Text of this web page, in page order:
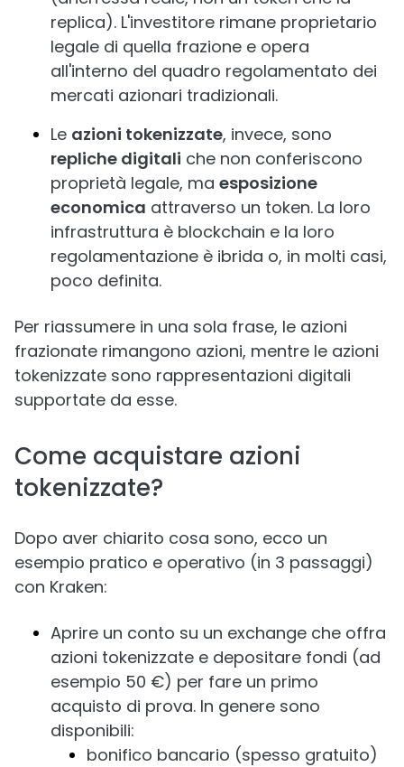
replica). L'investitore rimane proprietario
legale di quella frazione e opera
all'interno del quadro regolamentato dei
mercati azionari tradizionali.
Le azioni tokenizzate, invece, sono
repliche digitali che non conferiscono
proprietà legale, ma esposizione
economica attraverso un token. La loro
infrastruttura è blockchain e la loro
regolamentazione è ibrida o, in molti casi,
poco definita.
Per riassumere in una sola frase, le azioni
frazionate rimangono azioni, mentre le azioni
tokenizzate sono rappresentazioni digitali
supportate da esse.
Come acquistare azioni
tokenizzate?
Dopo aver chiarito cosa sono, ecco un
esempio pratico e operativo (in 3 passaggi)
con Kraken:
Aprire un conto su un exchange che offra
azioni tokenizzate e depositare fondi (ad
esempio 50 €) per fare un primo
acquisto di prova. In genere sono
disponibili:
bonifico bancario (spesso gratuito)